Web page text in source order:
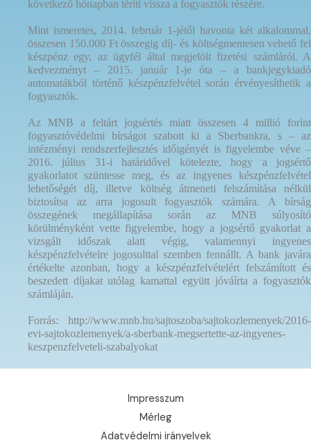
következő hónapban téríti vissza a fogyasztók részére.
Mint ismeretes, 2014. február 1-jétől havonta két alkalommal,
összesen 150.000 Ft összegig díj- és költségmentesen vehető fel
készpénz egy, az ügyfél által megjelölt fizetési számláról. A
kedvezményt – 2015. január 1-je óta – a bankjegykiadó
automatákból történő készpénzfelvétel során érvényesíthetik a
fogyasztók.
Az MNB a feltárt jogsértés miatt összesen 4 millió forint
fogyasztóvédelmi bírságot szabott ki a Sberbankra, s – az
intézményi rendszerfejlesztés időigényét is figyelembe véve –
2016. július 31-i határidővel kötelezte, hogy a jogsértő
gyakorlatot szüntesse meg, és az ingyenes készpénzfelvétel
lehetőségét díj, illetve költség átmeneti felszámítása nélkül
biztosítsa az arra jogosult fogyasztók számára. A bírság
összegének megállapítása során az MNB súlyosító
körülményként vette figyelembe, hogy a jogsértő gyakorlat a
vizsgált időszak alatt végig, valamennyi ingyenes
készpénzfelvételre jogosulttal szemben fennállt. A bank javára
értékelte azonban, hogy a készpénzfelvételért felszámított és
beszedett díjakat utólag kamattal együtt jóváírta a fogyasztók
számláján.
Forrás: http://www.mnb.hu/sajtoszoba/sajtokozlemenyek/2016-
evi-sajtokozlemenyek/a-sberbank-megsertette-az-ingyenes-
keszpenzfelveteli-szabalyokat
Impresszum
Mérleg
Adatvédelmi irányelvek